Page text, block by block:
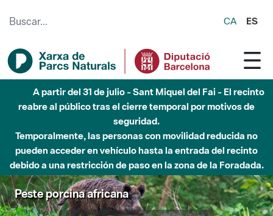
CA ES
A partir del 31 de julio - Sant Miquel del Fai - El recinto
reabre al público tras el cierre temporal por motivos de
seguridad.
Temporalmente, las personas con movilidad reducida no
pueden acceder en vehículo hasta la entrada del recinto
debido a una restricción de paso en la zona de la Foradada.
Peste porcina africana